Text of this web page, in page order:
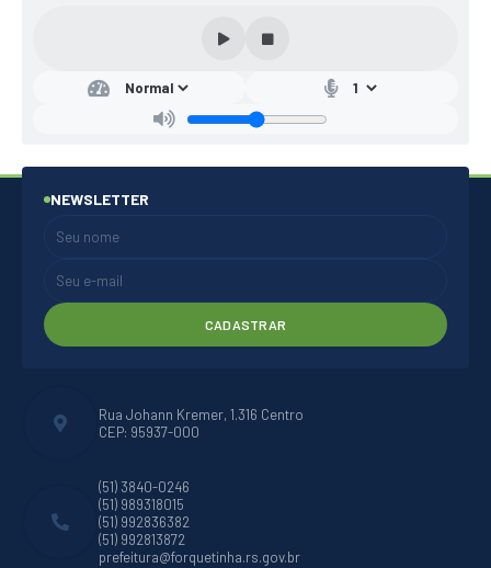
Rua Johann Kremer, 1.316 Centro
CEP: 95937-000
(51) 3840-0246
(51) 989318015
(51) 992836382
(51) 992813872
prefeitura@forquetinha.rs.gov.br
NEWSLETTER
CADASTRAR